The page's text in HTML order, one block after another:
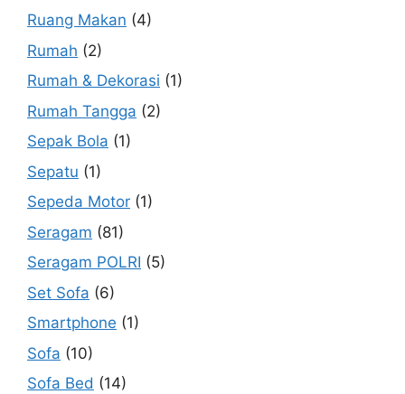
Ruang Makan (4)
Rumah (2)
Rumah & Dekorasi (1)
Rumah Tangga (2)
Sepak Bola (1)
Sepatu (1)
Sepeda Motor (1)
Seragam (81)
Seragam POLRI (5)
Set Sofa (6)
Smartphone (1)
Sofa (10)
Sofa Bed (14)